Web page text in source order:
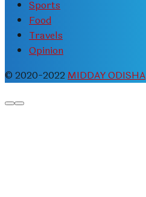
Sports
Food
Travels
Opinion
© 2020-2022 MIDDAY ODISHA